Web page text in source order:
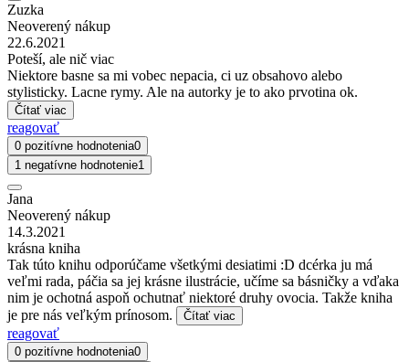
Zuzka
Neoverený nákup
22.6.2021
Poteší, ale nič viac
Niektore basne sa mi vobec nepacia, ci uz obsahovo alebo
stylisticky. Lacne rymy. Ale na autorky je to ako prvotina ok.
Čítať viac
reagovať
0 pozitívne hodnotenia0
1 negatívne hodnotenie1
Jana
Neoverený nákup
14.3.2021
krásna kniha
Tak túto knihu odporúčame všetkými desiatimi :D dcérka ju má
veľmi rada, páčia sa jej krásne ilustrácie, učíme sa básničky a vďaka
nim je ochotná aspoň ochutnať niektoré druhy ovocia. Takže kniha
je pre nás veľkým prínosom.
Čítať viac
reagovať
0 pozitívne hodnotenia0